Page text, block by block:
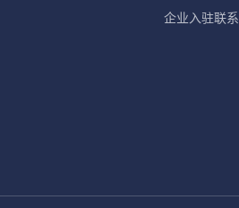
企业入驻联系